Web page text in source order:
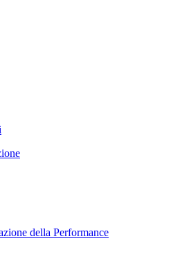
della Performance